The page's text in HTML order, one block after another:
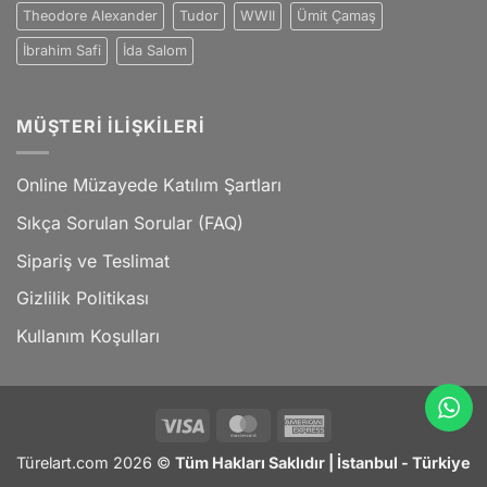
Theodore Alexander Tudor WWII Ümit Çamaş
İbrahim Safi İda Salom
MÜŞTERI İLIŞKILERI
Online Müzayede Katılım Şartları
Sıkça Sorulan Sorular (FAQ)
Sipariş ve Teslimat
Gizlilik Politikası
Kullanım Koşulları
Visa MasterCard
Türelart.com 2026 © Tüm Hakları Saklıdır | İstanbul - Türkiye